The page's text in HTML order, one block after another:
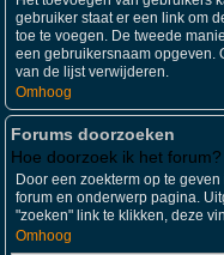
gebruiker staat er een link om
toe te voegen. De tweede
een gebruikersnaam opgeven.
van de lijst verwijderen.
Omhoog
Forums doorzoeken
Hoe doorzoek ik het forum?
Door een zoekterm op te
forum en onderwerp pagina.
"zoeken" link te klikken, deze
Omhoog